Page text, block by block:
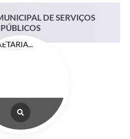
DE SERVIÇOS
PÚBLICOS